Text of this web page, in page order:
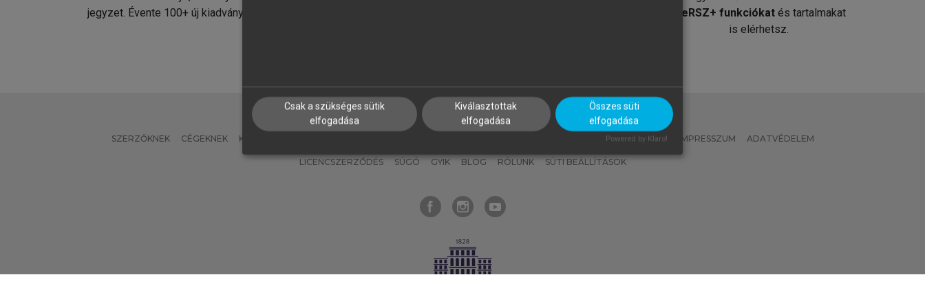
jegyzet. Évente 100+ új kiadvány.
MeRSZ+ funkciókat és tartalmakat
is elérhetsz.
SZERZŐKNEK CÉGEKNEK KÖNYVTÁROSOKNAK MI – ÁLTALÁNOS IRÁNYELVEK IMPRESSZUM ADATVÉDELEM
LICENCSZERZŐDÉS SÚGÓ GYIK BLOG RÓLUNK SÜTI BEÁLLÍTÁSOK
Csak a szükséges sütik
elfogadása
Kiválasztottak
elfogadása
Összes süti
elfogadása
Powered by Klaro!